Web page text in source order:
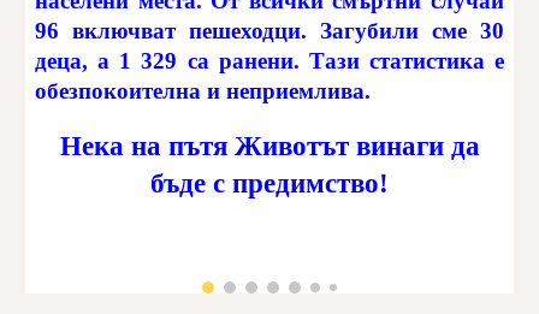
96 включват пешеходци. Загубили сме 30
деца, а 1 329 са ранени. Тази статистика е
обезпокоителна и неприемлива.
Нека на пътя Животът винаги да
бъде с предимство!